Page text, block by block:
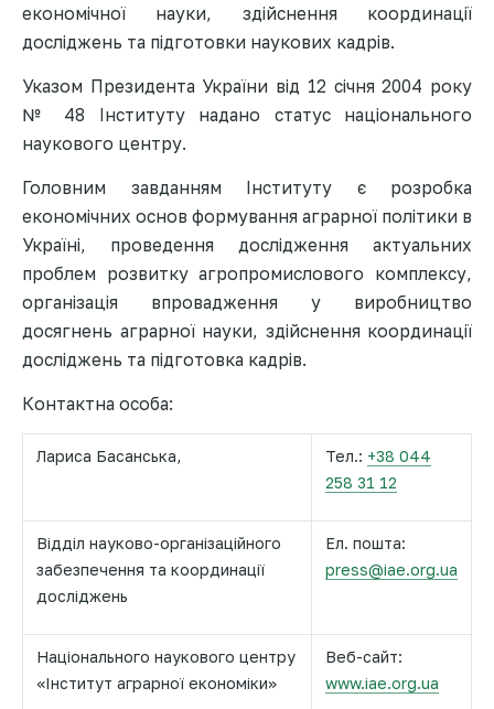
економічної науки, здійснення координації
досліджень та підготовки наукових кадрів.
Указом Президента України від 12 січня 2004 року
№ 48 Інституту надано статус національного
наукового центру.
Головним завданням Інституту є розробка
економічних основ формування аграрної політики в
Україні, проведення дослідження актуальних
проблем розвитку агропромислового комплексу,
організація впровадження у виробництво
досягнень аграрної науки, здійснення координації
досліджень та підготовка кадрів.
Контактна особа:
Лариса Басанська, Тел.: +38 044
258 31 12
Відділ науково-організаційного
забезпечення та координації
досліджень
Ел. пошта:
press@iae.org.ua
Національного наукового центру
«Інститут аграрної економіки»
Веб-сайт:
www.iae.org.ua